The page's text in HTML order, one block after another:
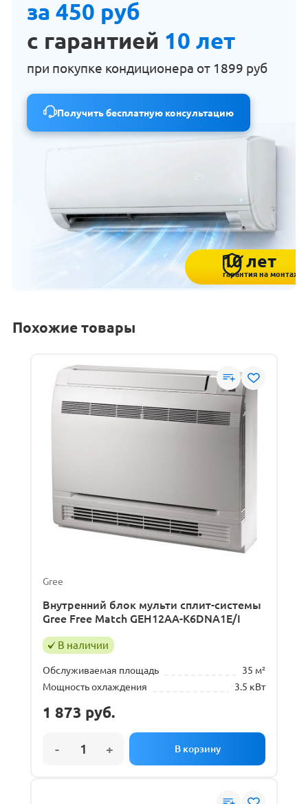
за 450 руб
с гарантией 10 лет
при покупке кондиционера от 1899 руб
Получить бесплатную консультацию
10 лет
гарантия на монтаж
Похожие товары
Gree
Внутренний блок мульти сплит-системы
Gree Free Match GEH12AA-K6DNA1E/I
В наличии
Обслуживаемая площадь
35 м²
Мощность охлаждения
3.5 кВт
1 873 руб.